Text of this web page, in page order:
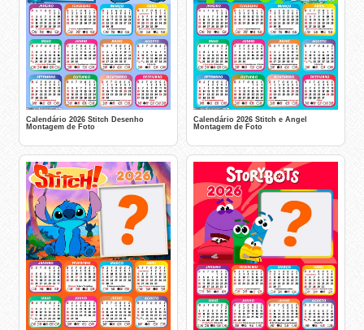
Calendário 2026 Stitch Desenho
Montagem de Foto
Calendário 2026 Stitch e Angel
Montagem de Foto